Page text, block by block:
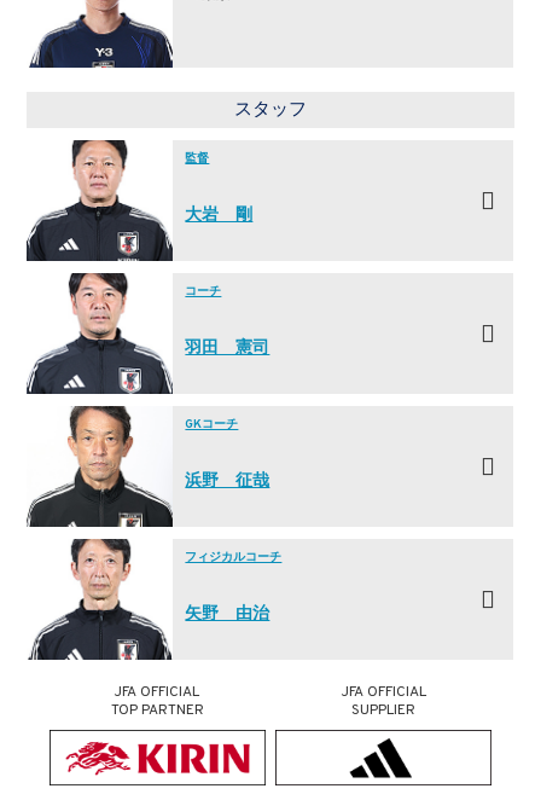
スタッフ
監督
大岩 剛
コーチ
羽田 憲司
GKコーチ
浜野 征哉
フィジカルコーチ
矢野 由治
JFA OFFICIAL
TOP PARTNER
JFA OFFICIAL
SUPPLIER